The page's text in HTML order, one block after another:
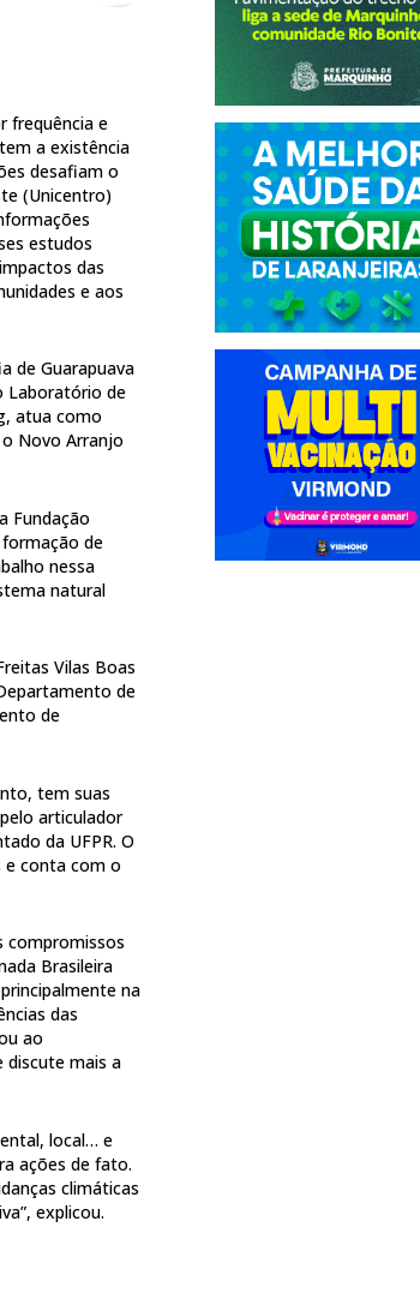
frequência e
a existência
desafiam o
(Unicentro)
estudos
das
e aos
de Guarapuava
Laboratório de
atua como
Novo Arranjo
Fundação
de
nessa
natural
Vilas Boas
de
de
tem suas
articulador
da UFPR. O
e conta com o
compromissos
Brasileira
na
das
ao
discute mais a
local… e
ações de fato.
climáticas
explicou.